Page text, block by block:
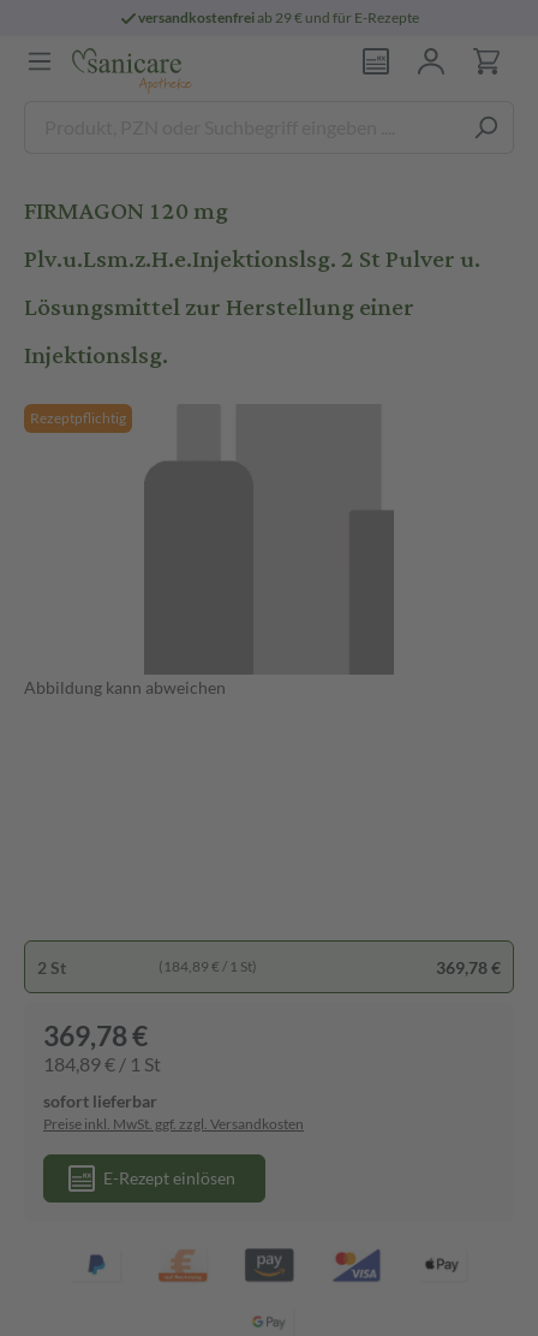
versandkostenfreiab 29 € und für E-Rezepte
FIRMAGON 120 mg
Plv.u.Lsm.z.H.e.Injektionslsg. 2 St Pulver u.
Lösungsmittel zur Herstellung einer
Injektionslsg.
Rezeptpflichtig
Abbildung kann abweichen
2 St (184,89 € / 1 St) 369,78 €
369,78 €
184,89 € / 1 St
sofort lieferbar
Preise inkl. MwSt. ggf. zzgl. Versandkosten
E-Rezept einlösen